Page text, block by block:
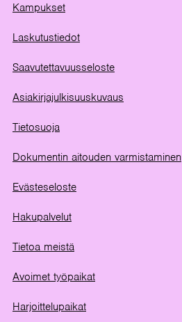
Kampukset
Laskutustiedot
Saavutettavuusseloste
Asiakirjajulkisuuskuvaus
Tietosuoja
Dokumentin aitouden varmistaminen
Evästeseloste
Hakupalvelut
Tietoa meistä
Avoimet työpaikat
Harjoittelupaikat